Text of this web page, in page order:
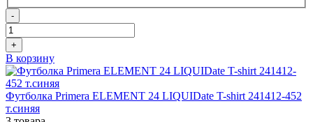
-
+
В корзину
Футболка Primera ELEMENT 24 LIQUIDate T-shirt 241412-452
т.синяя